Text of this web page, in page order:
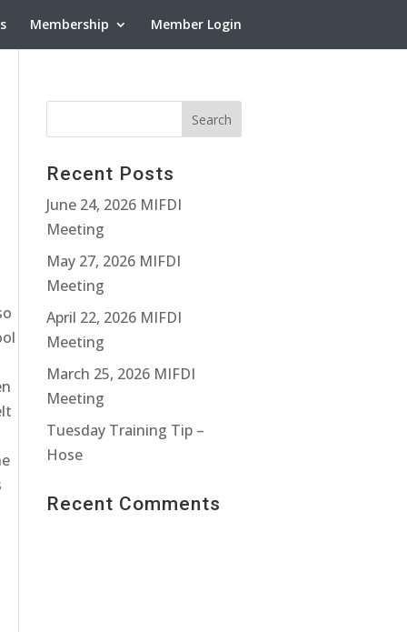
Membership Member Login
Recent Posts
June 24, 2026 MIFDI
Meeting
May 27, 2026 MIFDI
Meeting
April 22, 2026 MIFDI
Meeting
March 25, 2026 MIFDI
Meeting
Tuesday Training Tip –
Hose
Recent Comments